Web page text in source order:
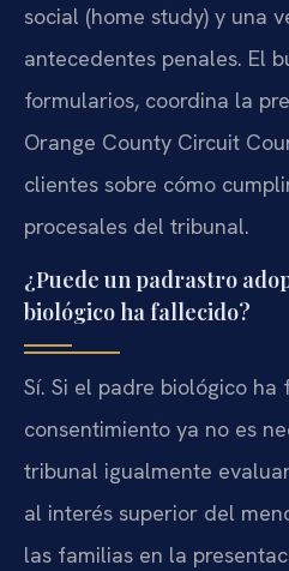
social (home study) y una
antecedentes penales. El
formularios, coordina la
Orange County Circuit
clientes sobre cómo
procesales del tribunal.
¿Puede un padrastro
biológico ha fallecido?
Sí. Si el padre biológico ha
consentimiento ya no es
tribunal igualmente
al interés superior del
las familias en la